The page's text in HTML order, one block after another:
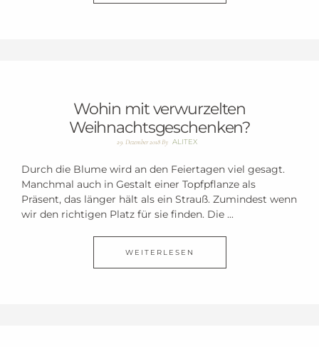
Wohin mit verwurzelten
Weihnachtsgeschenken?
29. Dezember 2018By ALITEX
Durch die Blume wird an den Feiertagen viel gesagt.
Manchmal auch in Gestalt einer Topfpflanze als
Präsent, das länger hält als ein Strauß. Zumindest wenn
wir den richtigen Platz für sie finden. Die ...
WEITERLESEN